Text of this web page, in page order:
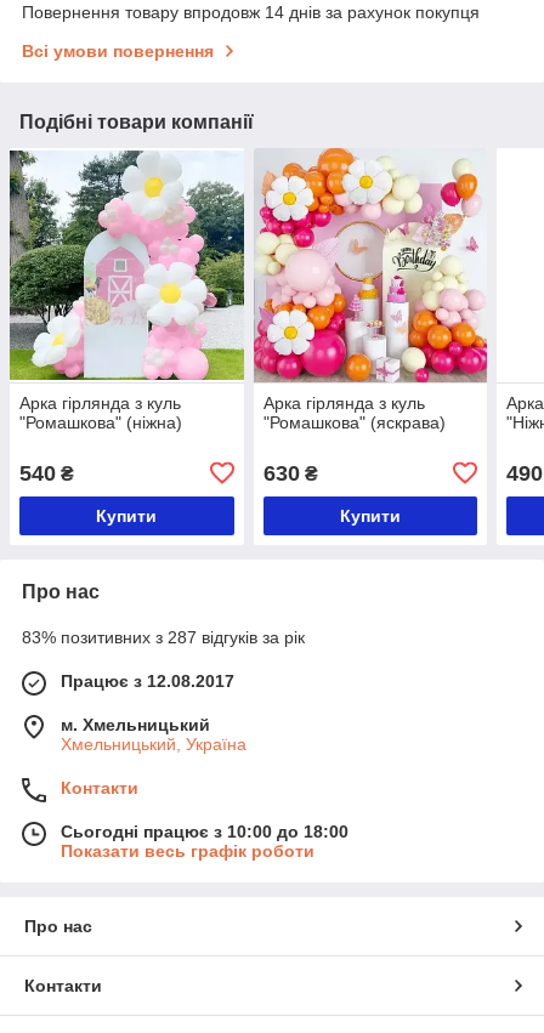
Повернення товару впродовж 14 днів за рахунок покупця
Всі умови повернення
Подібні товари компанії
Арка гірлянда з куль
"Ромашкова" (ніжна)
540 ₴
Купити
Арка гірлянда з куль
"Ромашкова" (яскрава)
630₴
Купити
490
Про нас
83% позитивних з 287 відгуків за рік
Працює з 12.08.2017
м. Хмельницький
Хмельницький, Україна
Контакти
Сьогодні працює з 10:00 до 18:00
Показати весь графік роботи
Про нас
Контакти